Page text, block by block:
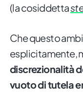
(la cosiddetta
Che questo
esplicitamente,
discrezionalità
vuoto di tutela